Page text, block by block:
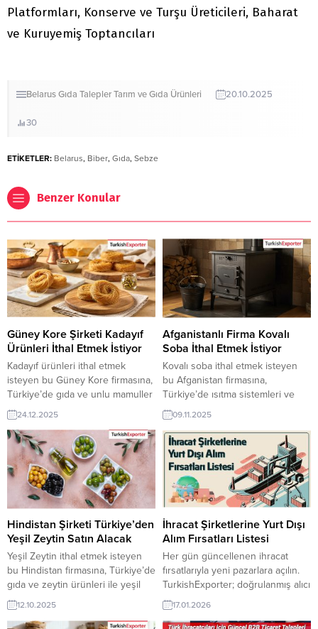
Platformları, Konserve ve Turşu Üreticileri, Baharat
ve Kuruyemiş Toptancıları
BelarusGıda TaleplerTarım ve Gıda Ürünleri 20.10.2025
30
ETİKETLER: Belarus, Biber, Gıda, Sebze
Benzer Konular
Güney Kore Şirketi Kadayıf
Ürünleri İthal Etmek İstiyor
Kadayıf ürünleri ithal etmek
isteyen bu Güney Kore firmasına,
Türkiye’de gıda ve unlu mamuller
sanayi ile kadayıf üreticisi veya
tedarikçisi olan ihracatçı firmalar
teklif sunabilirler. Yeni bir ihracat
pazarı fırsatı olan bu alım ilanının
iletişim bilgilerine TurkishExporter
VIP üyeleri ile TE üyelik kredisi
sahibi ihracat şirketleri
erişebilmektedir. ➤ Bu ithalat...
24.12.2025
Afganistanlı Firma Kovalı
Soba İthal Etmek İstiyor
Kovalı soba ithal etmek isteyen
bu Afganistan firmasına,
Türkiye’de ısıtma sistemleri ve
metal imalat ile soba üreticisi veya
tedarikçisi olan ihracatçı firmalar
teklif sunabilirler. Yeni bir ihracat
pazarı fırsatı olan bu alım ilanının
iletişim bilgilerine TurkishExporter
VIP üyeleri ile TE üyelik kredisi
sahibi ihracat şirketleri
erişebilmektedir. ➤ Bu ithalat
alım...
09.11.2025
Hindistan Şirketi Türkiye’den
Yeşil Zeytin Satın Alacak
Yeşil Zeytin ithal etmek isteyen
bu Hindistan firmasına, Türkiye’de
gıda ve zeytin ürünleri ile yeşil
zeytin üreticisi veya tedarikçisi
olan ihracatçı firmalar teklif
12.10.2025
İhracat Şirketlerine Yurt Dışı
Alım Fırsatları Listesi
Her gün güncellenen ihracat
fırsatlarıyla yeni pazarlara açılın.
TurkishExporter; doğrulanmış alıcı
talepleri, sektör bazlı ilanlar ve
hedef ülke odaklı eşleştirmelerle
17.01.2026